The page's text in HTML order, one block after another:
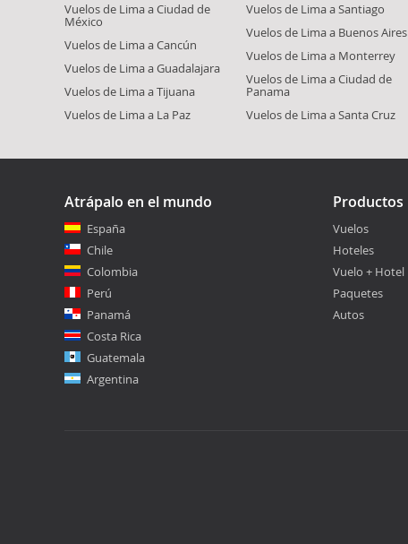
Vuelos de Lima a Ciudad de
México
Vuelos de Lima a Cancún
Vuelos de Lima a Guadalajara
Vuelos de Lima a Tijuana
Vuelos de Lima a La Paz
Vuelos de Lima a Santiago
Vuelos de Lima a Buenos Aires
Vuelos de Lima a Monterrey
Vuelos de Lima a Ciudad de
Panama
Vuelos de Lima a Santa Cruz
Atrápalo en el mundo
España
Chile
Colombia
Perú
Panamá
Costa Rica
Guatemala
Argentina
Productos
Vuelos
Hoteles
Vuelo + Hotel
Paquetes
Autos